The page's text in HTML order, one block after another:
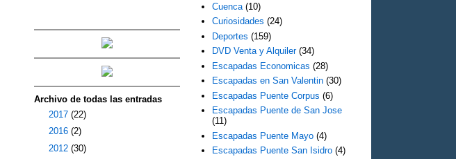
Archivo de todas las entradas
2017 (22)
2016 (2)
2012 (30)
Cuenca (10)
Curiosidades (24)
Deportes (159)
DVD Venta y Alquiler (34)
Escapadas Economicas (28)
Escapadas en San Valentin (30)
Escapadas Puente Corpus (6)
Escapadas Puente de San Jose
(11)
Escapadas Puente Mayo (4)
Escapadas Puente San Isidro (4)